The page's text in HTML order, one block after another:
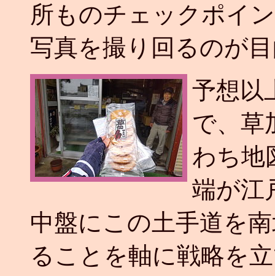
所ものチェックポイ
写真を撮り回るのが
予想以
で、草
わち地
端が江
中盤にこの土手道を
ることを軸に戦略を